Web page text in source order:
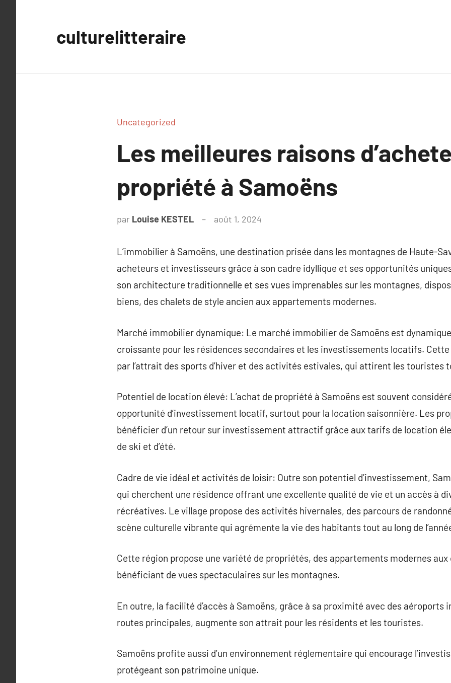
culturelitteraire
Uncategorized
Les meilleures raisons
propriété à Samoëns
par Louise KESTEL août 1, 2024
L’immobilier à Samoëns, une destination prisée dans les montagnes de Haute-
acheteurs et investisseurs grâce à son cadre idyllique et ses opportunités
son architecture traditionnelle et ses vues imprenables sur les montagnes,
biens, des chalets de style ancien aux appartements modernes.
Marché immobilier dynamique: Le marché immobilier de Samoëns est
croissante pour les résidences secondaires et les investissements locatifs.
par l’attrait des sports d’hiver et des activités estivales, qui attirent les touristes
Potentiel de location élevé: L’achat de propriété à Samoëns est souvent
opportunité d’investissement locatif, surtout pour la location saisonnière. Les
bénéficier d’un retour sur investissement attractif grâce aux tarifs de location
de ski et d’été.
Cadre de vie idéal et activités de loisir: Outre son potentiel d’investissement,
qui cherchent une résidence offrant une excellente qualité de vie et un accès à
récréatives. Le village propose des activités hivernales, des parcours de
scène culturelle vibrante qui agrémente la vie des habitants tout au long de
Cette région propose une variété de propriétés, des appartements modernes
bénéficiant de vues spectaculaires sur les montagnes.
En outre, la facilité d’accès à Samoëns, grâce à sa proximité avec des aéroports
routes principales, augmente son attrait pour les résidents et les touristes.
Samoëns profite aussi d’un environnement réglementaire qui encourage
protégeant son patrimoine unique.